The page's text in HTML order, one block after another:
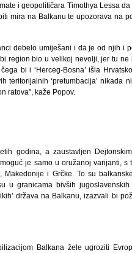
i geopolitičara Timothya Lessa
mira na Balkanu te upozorava na
debelo umiješani i da je od njih i
region bio u velikoj nevolji, jer tu ne
bi i ‘Herceg-Bosna’ išla
teritorijalnih ‘pretumbacija’ nikada
ratova”, kaže Popov.
godina, a zaustavljen
je samo u oružanoj varijanti, s
i Grčke. To su
u granicama bivših
država na Balkanu, izazvali bi
Balkana žele ugroziti